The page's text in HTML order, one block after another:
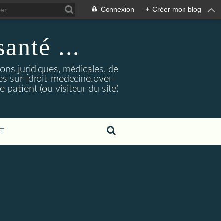
Connexion + Créer mon blog
...
juridiques, médicales, de
sur [droit-medecine.over-
patient (ou visiteur du site)